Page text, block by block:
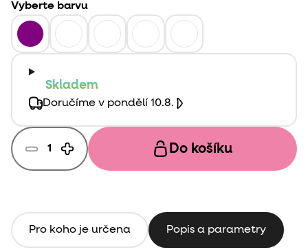
Vyberte barvu
Skladem
Doručíme v pondělí 10.8.
Do košíku
Pro koho je určena Popis a parametry